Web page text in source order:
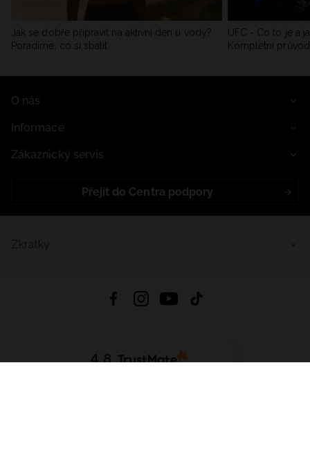
Jak se dobře připravit na aktivní den u vody?
Poradíme, co si sbalit
UFC - Co to je a
Kompletní
O nás
Informace
Zákaznický servis
Přejít do Centra podpory
4.8